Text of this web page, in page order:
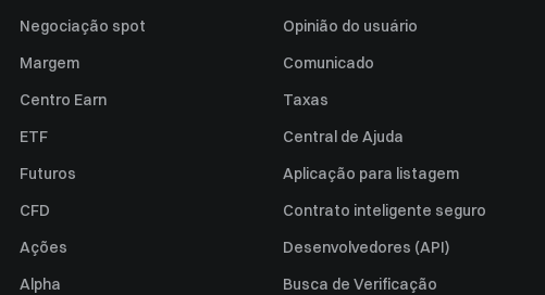
Negociação spot
Margem
Centro Earn
ETF
Futuros
CFD
Ações
Alpha
Opinião do usuário
Comunicado
Taxas
Central de Ajuda
Aplicação para listagem
Contrato inteligente seguro
Desenvolvedores (API)
Busca de Verificação